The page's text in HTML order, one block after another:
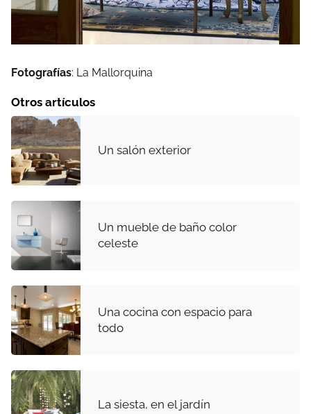
Fotografías: La Mallorquina
Otros artículos
Un salón exterior
Un mueble de baño color
celeste
Una cocina con espacio para
todo
La siesta, en el jardín